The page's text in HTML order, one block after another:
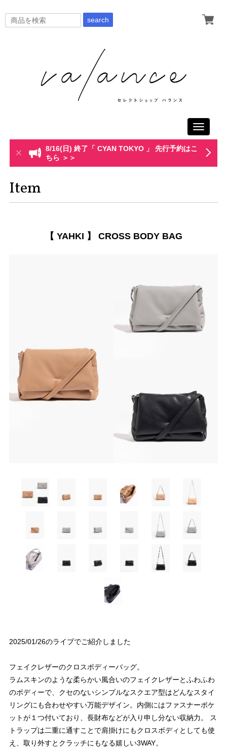
search
Toggle
8/16(日) 終了「 CYAN TOKYO 」 先行予約はこ
ちら ＞＞
Item
【 YAHKI 】 CROSS BODY BAG
2025/01/26のライブでご紹介しました
フェイクレザーのクロスボディーバッグ。
ラムスキンのような柔らかい風合いのフェイクレザーとふわふわ
のボディーで、クセのないシンプルなスクエア型はどんなスタイ
リングにも合わせやすい万能デザイン。内側にはファスナーポケ
ットが１つ付いており、長財布などが入り申し分ない収納力。 ス
トラップは二重に通すことで肩掛けにもクロスボディとしても使
え、取り外すとクラッチにもなる嬉しい3WAY。